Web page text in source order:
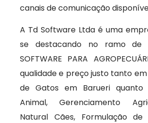
canais de comunicação
A Td Software Ltda é uma
se destacando no ramo de
SOFTWARE PARA
qualidade e preço justo tanto
de Gatos em Barueri quanto
Animal, Gerenciamento
Natural Cães, Formulação